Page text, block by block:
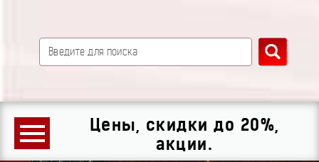
Цены, скидки до 20%,
акции.